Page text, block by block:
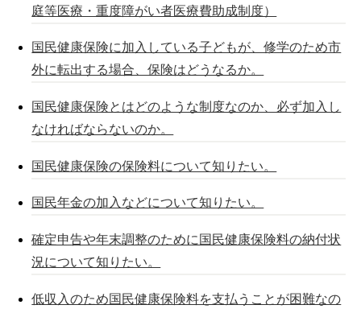
庭等医療・重度障がい者医療費助成制度）
国民健康保険に加入している子どもが、修学のため市
外に転出する場合、保険はどうなるか。
国民健康保険とはどのような制度なのか、必ず加入し
なければならないのか。
国民健康保険の保険料について知りたい。
国民年金の加入などについて知りたい。
確定申告や年末調整のために国民健康保険料の納付状
況について知りたい。
低収入のため国民健康保険料を支払うことが困難なの